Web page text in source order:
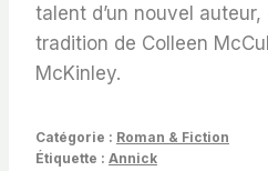
talent d’un nouvel
tradition de Colleen
McKinley.
Catégorie : Roman & Fiction
Étiquette : Annick